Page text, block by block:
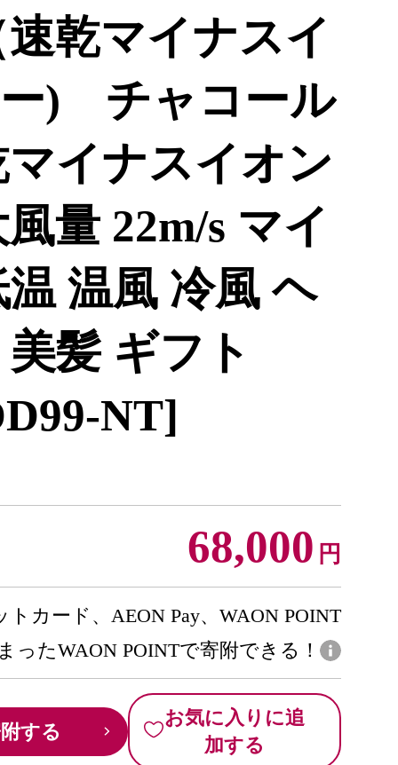
乾マイナスイ
) チャコール
イナスイオン
量 22m/s マイ
温風 冷風 ヘ
髪 ギフト
NT]
68,000 円
トカード、AEON Pay、WAON POINT
ったWAON POINTで寄附できる！
する
お気に入りに追
加する